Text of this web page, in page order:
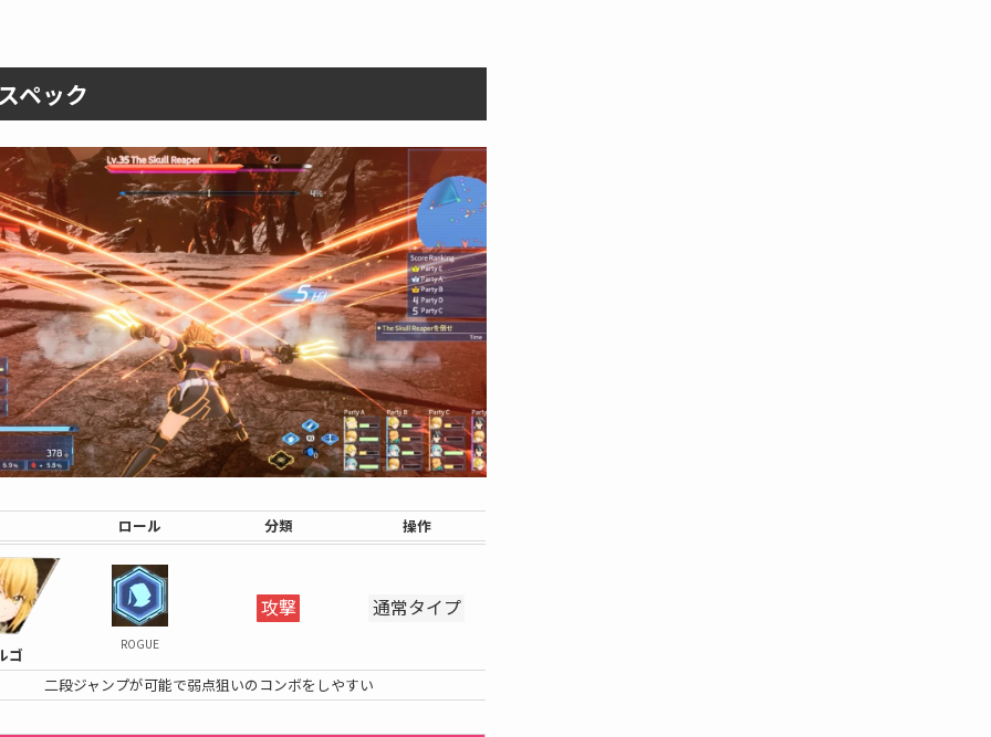
ペック
ロール 分類 操作
ゴ
ROGUE
攻撃 通常タイプ
二段ジャンプが可能で弱点狙いのコンボをしやすい